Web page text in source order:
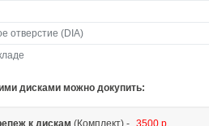
отверстие (DIA)
дисками можно докупить:
к дискам (Комплект) - 3500 р.